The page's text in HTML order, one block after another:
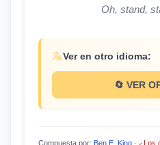
Oh, stand,
Ver en otro idioma:
🔄 VER
Compuesta por: Ben E. King · ¿Los